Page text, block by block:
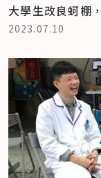
大學生改良蚵棚
2023.07.10